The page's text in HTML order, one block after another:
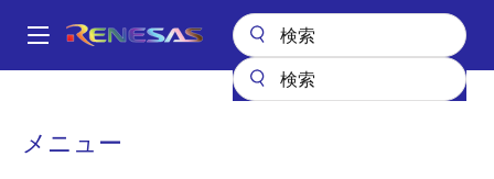
ン
Main
メニュー
パ
RJP1CS04DWS
RJP1CS04DWS